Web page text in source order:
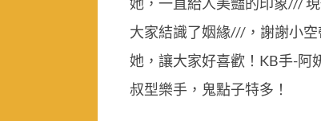
大家結識了姻緣///，謝謝小
她，讓大家好喜歡！KB手-阿
叔型樂手，鬼點子特多！